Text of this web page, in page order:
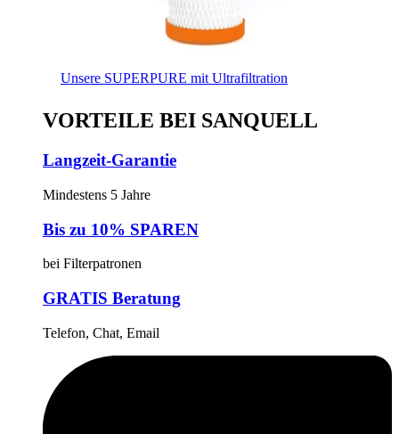
Unsere SUPERPURE mit Ultrafiltration
VORTEILE BEI SANQUELL
Langzeit-Garantie
Mindestens 5 Jahre
Bis zu 10% SPAREN
bei Filterpatronen
GRATIS Beratung
Telefon, Chat, Email